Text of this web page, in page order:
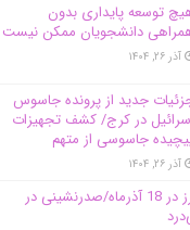
توسعه پایداری بدون
دانشجویان ممکن نیست
آذر ۲۶, ۱۴۰۴
جدید از پرونده جاسوس
در کرج/‌ کشف تجهیزات
جاسوسی از متهم
آذر ۲۶, ۱۴۰۴
عناوین روزنامه‌های البرز در ‌18 آذرماه/صدرنشینی در